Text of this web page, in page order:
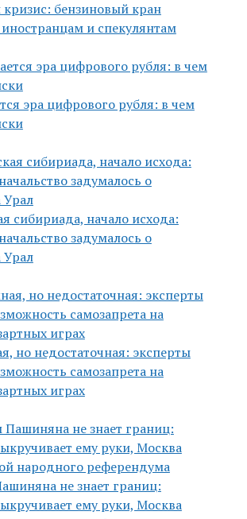
бензиновый кран
и спекулянтам
эра цифрового рубля: в чем
сибириада, начало исхода:
задумалось о
Урал
но недостаточная: эксперты
самозапрета на
играх
не знает границ:
ему руки, Москва